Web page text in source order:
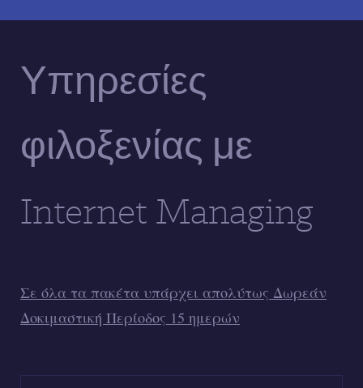
Υπηρεσίες
φιλοξενίας με
Internet Managing
Σε όλα τα πακέτα υπάρχει απολύτως Δωρεάν
Δοκιμαστική Περίοδος 15 ημερών